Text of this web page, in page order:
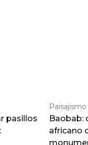
pasillos
Paisajismo
Baobab:
africano